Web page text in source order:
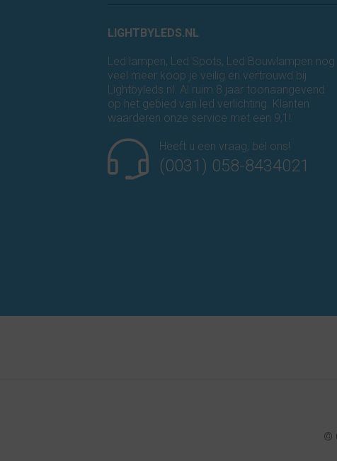
LIGHTBYLEDS.NL
Led lampen, Led Spots, Led Bouwlampen nog
veel meer koop je veilig en vertrouwd bij
Lightbyleds.nl. Al ruim 8 jaar toonaangevend
op het gebied van led verlichting. Klanten
waarderen onze service met een 9,1!
Heeft u een vraag, bel ons!
(0031) 058-8434021
©